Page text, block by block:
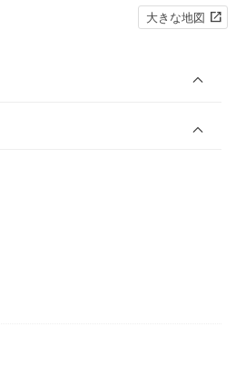
大きな地図